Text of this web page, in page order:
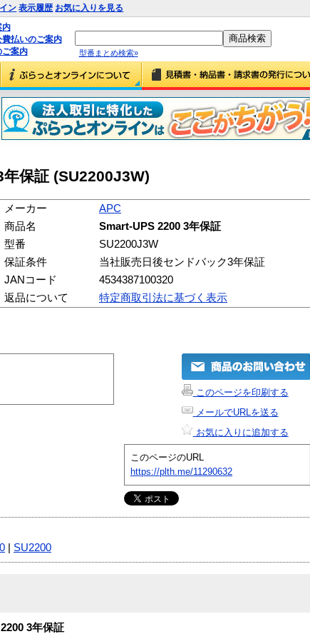
ン 表示履歴 お気に入りを見る
内
払いのご案内
案内
型番まとめ検索»
保証 (SU2200J3W)
メーカー
APC
商品名
Smart-UPS 2200 3年保証
型番
SU2200J3W
保証条件
当社販売日後センドバック3年保証
JANコード
4534387100320
返品について
特定商取引法に基づく表示
このページを印刷する
メールでURLを送る
お気に入りに追加する
このページのURL
https://plth.me/11290632
SU2200
3年保証